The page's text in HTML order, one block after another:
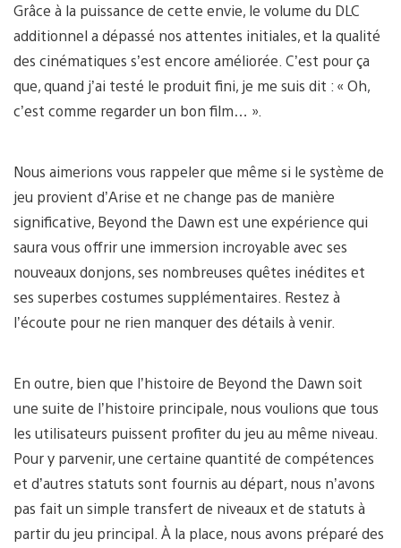
Grâce à la puissance de cette envie, le volume du DLC
additionnel a dépassé nos attentes initiales, et la qualité
des cinématiques s’est encore améliorée. C’est pour ça
que, quand j’ai testé le produit fini, je me suis dit : « Oh,
c’est comme regarder un bon film… ».
Nous aimerions vous rappeler que même si le système de
jeu provient d’Arise et ne change pas de manière
significative, Beyond the Dawn est une expérience qui
saura vous offrir une immersion incroyable avec ses
nouveaux donjons, ses nombreuses quêtes inédites et
ses superbes costumes supplémentaires. Restez à
l’écoute pour ne rien manquer des détails à venir.
En outre, bien que l’histoire de Beyond the Dawn soit
une suite de l’histoire principale, nous voulions que tous
les utilisateurs puissent profiter du jeu au même niveau.
Pour y parvenir, une certaine quantité de compétences
et d’autres statuts sont fournis au départ, nous n’avons
pas fait un simple transfert de niveaux et de statuts à
partir du jeu principal. À la place, nous avons préparé des